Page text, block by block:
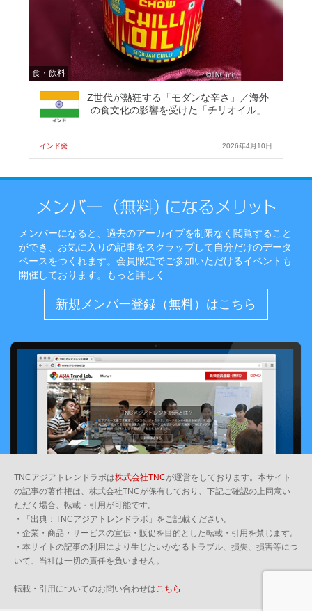
食・飲料
Z世代が熱狂する「モダンな辛さ」／海外
の食文化の影響を受けた「チリオイル」
インド発 2026年4月10日
メンバーになると、過去のアーカイブを制限なく閲覧すること
ができ、お気に入りの記事をスクラップして自分だけのデータ
ベースをつくれます。会員限定でご参加いただけるイベントも
開催しております。
もっと詳しく
新規メンバー登録（無料）はこちら
TNCアジアトレンドラボは株式会社TNCが運営をしております。本サイト
の記事の著作権は、株式会社TNCが保有しており、下記ご確認の上同意い
ただく場合、転載・引用が可能です。
・「出典：TNCアジアトレンドラボ」をご記載ください。
・企業・商品・サービスの宣伝・販促を目的とした転載・引用を禁じます。
・本サイトの記事の利用により生じたいかなるトラブル、損失、損害等につ
いて、当社は一切の責任を負いません。
転載・引用についてのお問い合わせは こちら